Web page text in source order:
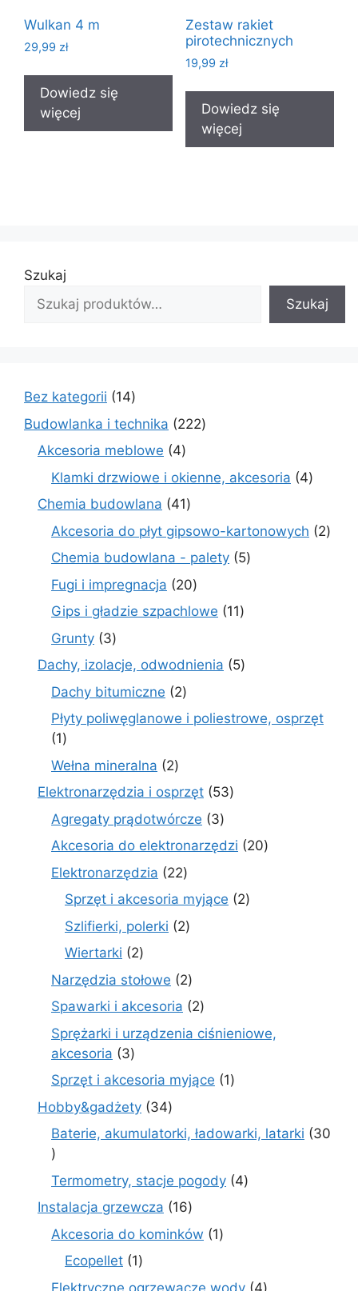
Wulkan 4 m
29,99 zł
Dowiedz się
więcej
Zestaw rakiet
pirotechnicznych
19,99 zł
Dowiedz się
więcej
Szukaj
Szukaj
Bez kategorii 1414
produktów
Budowlanka i technika 222222
Akcesoria meblowe 44
produkty
Klamki drzwiowe i okienne, akcesoria 44
Chemia budowlana 4141
produktów
Akcesoria do płyt gipsowo-kartonowych 22
Chemia budowlana - palety 55
Fugi i impregnacja 2020
produktów
Gips i gładzie szpachlowe 1111
Grunty 33
produkty
Dachy, izolacje, odwodnienia 55
Dachy bitumiczne 22
produkty
Płyty poliwęglanowe i poliestrowe, osprzęt
11
produkt
Wełna mineralna 22
produkty
Elektronarzędzia i osprzęt 5353
Agregaty prądotwórcze 33
produkty
Akcesoria do elektronarzędzi 2020
Elektronarzędzia 2222
produkty
Sprzęt i akcesoria myjące 22
Szlifierki, polerki 22
Wiertarki 22
produkty
Narzędzia stołowe 22
produkty
Spawarki i akcesoria 22
produkty
Sprężarki i urządzenia ciśnieniowe,
akcesoria
33
produkty
Sprzęt i akcesoria myjące 11
Hobby&gadżety 3434
produkty
Baterie, akumulatorki, ładowarki, latarki
30
30
produktów
Termometry, stacje pogody 44
Instalacja grzewcza 1616
produktów
Akcesoria do kominków 11
Ecopellet 11
Elektryczne ogrzewacze wody 44